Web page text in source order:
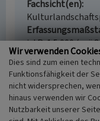
Fachsicht(en)
i.d.R. 1:5.000
mündliche
Wir verwenden
Dies sind zum einen
Funktionsfähigkeit der
nicht widersprechen,
hinaus verwenden wir
Nutzbarkeit unserer